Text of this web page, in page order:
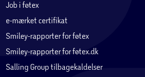
Job i føtex
e-mærket certifikat
Smiley-rapporter for føtex
Smiley-rapporter for føtex.dk
Salling Group tilbagekaldelser